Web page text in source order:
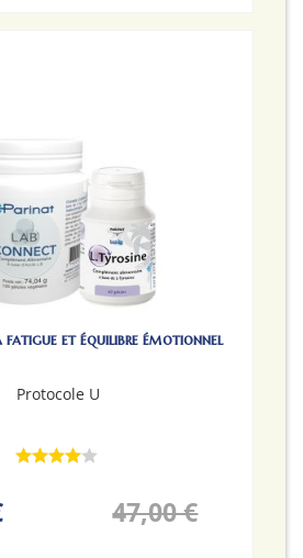
fatigue et équilibre émotionnel
Protocole U
47,00 €